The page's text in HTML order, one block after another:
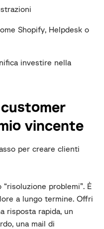
Shopify, Helpdesk o
investire nella
vincente
per creare clienti
problemi”. È
a lungo termine. Offri
risposta rapida, un
una mail di